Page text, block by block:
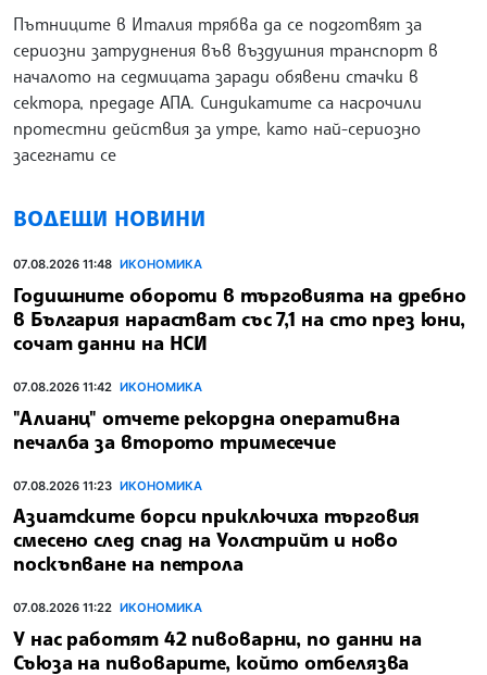
Пътниците в Италия трябва да се подготвят за
сериозни затруднения във въздушния транспорт в
началото на седмицата заради обявени стачки в
сектора, предаде АПА. Синдикатите са насрочили
протестни действия за утре, като най-сериозно
засегнати се
ВОДЕЩИ НОВИНИ
07.08.2026 11:48 ИКОНОМИКА
Годишните обороти в търговията на дребно
в България нарастват със 7,1 на сто през юни,
сочат данни на НСИ
07.08.2026 11:42 ИКОНОМИКА
"Алианц" отчете рекордна оперативна
печалба за второто тримесечие
07.08.2026 11:23 ИКОНОМИКА
Азиатските борси приключиха търговия
смесено след спад на Уолстрийт и ново
поскъпване на петрола
07.08.2026 11:22 ИКОНОМИКА
У нас работят 42 пивоварни, по данни на
Съюза на пивоварите, който отбелязва